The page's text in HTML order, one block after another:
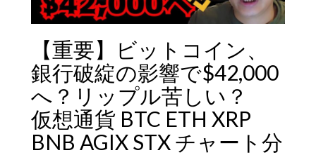
【重要】ビットコイン、
銀行破綻の影響で$42,000
へ？リップル苦しい？
仮想通貨 BTC ETH XRP
BNB AGIX STX チャート分